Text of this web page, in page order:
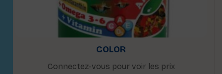
COLOR
Connectez-vous pour voir les prix